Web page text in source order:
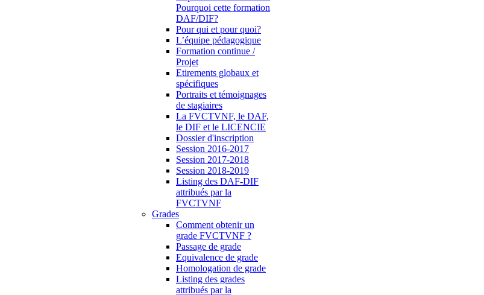
Pourquoi cette formation
DAF/DIF?
Pour qui et pour quoi?
L’équipe pédagogique
Formation continue /
Projet
Etirements globaux et
spécifiques
Portraits et témoignages
de stagiaires
La FVCTVNF, le DAF,
le DIF et le LICENCIE
Dossier d'inscription
Session 2016-2017
Session 2017-2018
Session 2018-2019
Listing des DAF-DIF
attribués par la
FVCTVNF
Grades
Comment obtenir un
grade FVCTVNF ?
Passage de grade
Equivalence de grade
Homologation de grade
Listing des grades
attribués par la